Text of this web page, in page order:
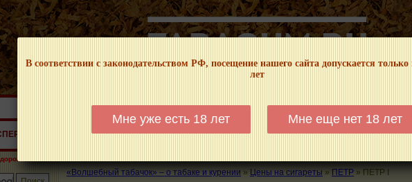
В соответствии с законодательством РФ, посещение нашего сайта допускается
лет
Мне уже есть 18 лет Мне еще нет 18 лет
НАШ ПОРТАЛ – ИНФОРМАЦИОННЫЙ! МЫ НЕ ЗАНИМАЕМСЯ ПРОДАЖЕЙ И РЕКЛАМОЙ
КАЛЬЯНЫ ТРУБКИ ГДЕ КУПИТЬ ГДЕ ПОКУРИТЬ КУРЕНИЕ И
«Волшебный табачок» – о табаке и курении » Цены на сигареты » ПЕТР » ПЕТР I